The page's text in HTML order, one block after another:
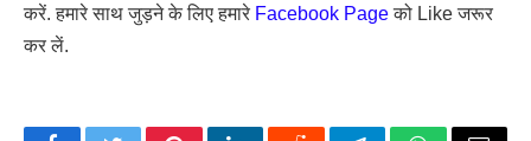
करें. हमारे साथ जुड़ने के लिए हमारे Facebook Pageको Like जरूर
कर लें.